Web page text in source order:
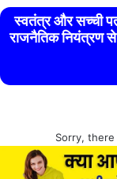
स्वतंत्र और सच्ची
राजनैतिक नियंत्रण
Sorry,